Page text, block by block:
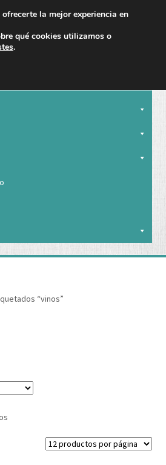
“vinos”
la mejor experiencia en
qué cookies utilizamos o
.